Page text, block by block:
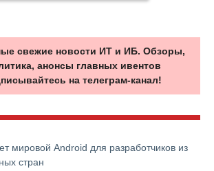
свежие новости ИТ и ИБ. Обзоры,
анонсы главных ивентов
на телеграм-канал!
мировой Android для разработчиков из
стран